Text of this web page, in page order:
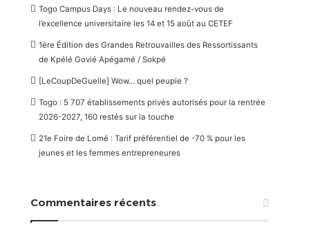
Togo Campus Days : Le nouveau rendez-vous de
l’excellence universitaire les 14 et 15 août au CETEF
1ère Édition des Grandes Retrouvailles des Ressortissants
de Kpélé Govié Apégamé / Sokpé
[LeCoupDeGuelle] Wow… quel peuple ?
Togo : 5 707 établissements privés autorisés pour la rentrée
2026-2027, 160 restés sur la touche
21e Foire de Lomé : Tarif préférentiel de -70 % pour les
jeunes et les femmes entrepreneures
Commentaires récents